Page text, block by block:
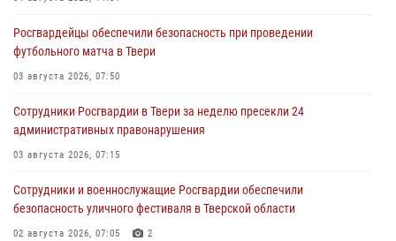
Росгвардейцы обеспечили безопасность при проведении
футбольного матча в Твери
03 августа 2026, 07:50
Сотрудники Росгвардии в Твери за неделю пресекли 24
административных правонарушения
03 августа 2026, 07:15
Сотрудники и военнослужащие Росгвардии обеспечили
безопасность уличного фестиваля в Тверской области
02 августа 2026, 07:05 2